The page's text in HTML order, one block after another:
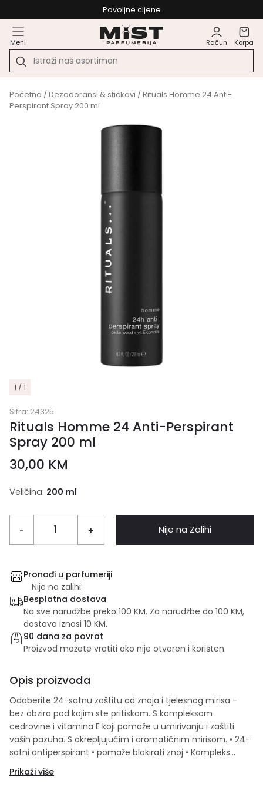
Povoljne cijene
Meni Račun Korpa
Početna /Dezodoransi & stickovi / Rituals Homme 24 Anti-
Perspirant Spray 200 ml
1 / 1
Šifra: 24325
Rituals Homme 24 Anti-Perspirant
Spray 200 ml
30,00 KM
Veličina: 200 ml
- + Nije na Zalihi
Pronađi u parfumeriji
Nije na zalihi
Besplatna dostava
Na sve narudžbe preko 100 KM. Za narudžbe do 100 KM,
dostava iznosi 10 KM.
90 dana za povrat
Proizvod možete vratiti ako nije otvoren i korišten.
Opis proizvoda
Odaberite 24-satnu zaštitu od znoja i tjelesnog mirisa –
bez obzira pod kojim ste pritiskom. S kompleksom
cedrovine i vitamina E koji pomaže u umirivanju i zaštiti
vaših pazuha. S okrepljujućim i aromatičnim mirisom. • 24-
satni antiperspirant • pomaže blokirati znoj • Kompleks
tipove kože • formulirano za njega
Prikaži više